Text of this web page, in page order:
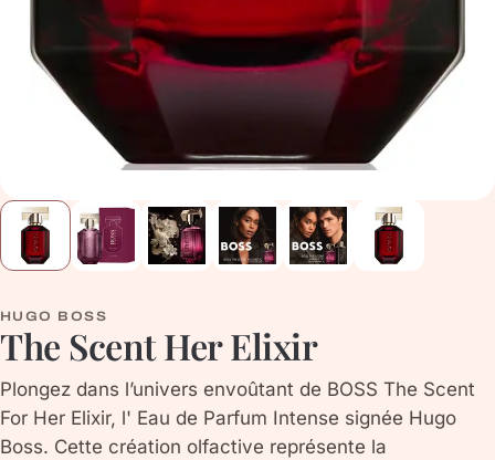
HUGO BOSS
The Scent Her Elixir
Plongez dans l’univers envoûtant de BOSS The Scent
For Her Elixir, l' Eau de Parfum Intense signée Hugo
Boss. Cette création olfactive représente la